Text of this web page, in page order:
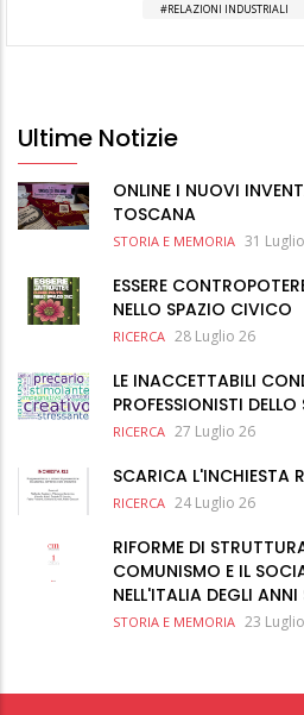
RELAZIONI INDUSTRIALI
Ultime Notizie
ONLINE I NUOVI
TOSCANA
STORIA E MEMORIA 31
ESSERE
NELLO SPAZIO CIVICO
RICERCA 28 Luglio 26
LE INACCETTABILI
PROFESSIONISTI
RICERCA 27 Luglio 26
SCARICA L'INCHIESTA
RICERCA 24 Luglio 26
RIFORME DI
COMUNISMO E IL
NELL'ITALIA DEGLI
STORIA E MEMORIA 23